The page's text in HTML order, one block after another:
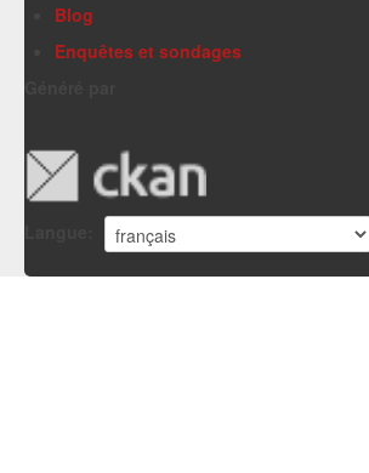
Blog
Enquêtes et sondages